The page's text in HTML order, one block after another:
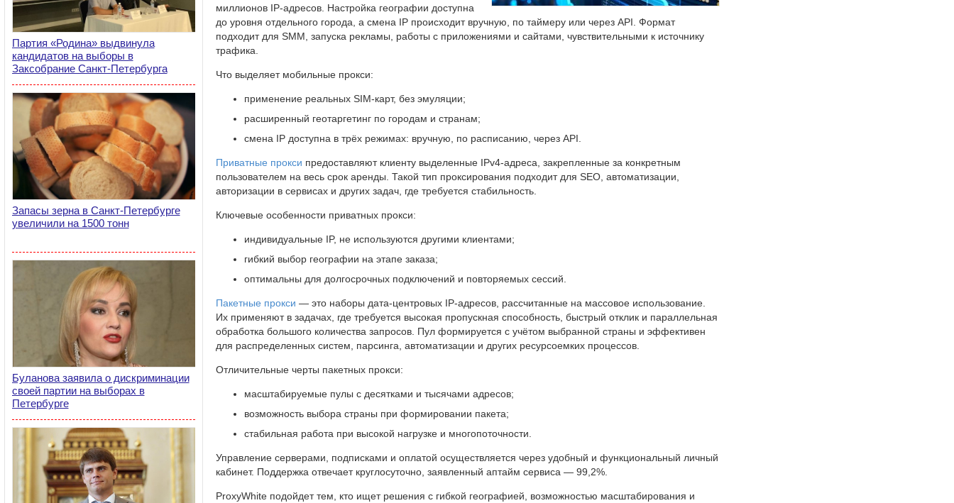
Партия «Родина» выдвинула
кандидатов на выборы в
Заксобрание Санкт-Петербурга
Запасы зерна в Санкт-Петербурге
увеличили на 1500 тонн
Буланова заявила о дискриминации
своей партии на выборах в
Петербурге
миллионов IP-адресов. Настройка географии доступна
до уровня отдельного города, а смена IP происходит вручную, по таймеру или через API. Формат
подходит для SMM, запуска рекламы, работы с приложениями и сайтами, чувствительными к источнику
трафика.
Что выделяет мобильные прокси:
применение реальных SIM-карт, без эмуляции;
расширенный геотаргетинг по городам и странам;
смена IP доступна в трёх режимах: вручную, по расписанию, через API.
Приватные прокси предоставляют клиенту выделенные IPv4-адреса, закрепленные за конкретным
пользователем на весь срок аренды. Такой тип проксирования подходит для SEO, автоматизации,
авторизации в сервисах и других задач, где требуется стабильность.
Ключевые особенности приватных прокси:
индивидуальные IP, не используются другими клиентами;
гибкий выбор географии на этапе заказа;
оптимальны для долгосрочных подключений и повторяемых сессий.
Пакетные прокси — это наборы дата-центровых IP-адресов, рассчитанные на массовое использование.
Их применяют в задачах, где требуется высокая пропускная способность, быстрый отклик и параллельная
обработка большого количества запросов. Пул формируется с учётом выбранной страны и эффективен
для распределенных систем, парсинга, автоматизации и других ресурсоемких процессов.
Отличительные черты пакетных прокси:
масштабируемые пулы с десятками и тысячами адресов;
возможность выбора страны при формировании пакета;
стабильная работа при высокой нагрузке и многопоточности.
Управление серверами, подписками и оплатой осуществляется через удобный и функциональный личный
кабинет. Поддержка отвечает круглосуточно, заявленный аптайм сервиса — 99,2%.
ProxyWhite подойдет тем, кто ищет решения с гибкой географией, возможностью масштабирования и